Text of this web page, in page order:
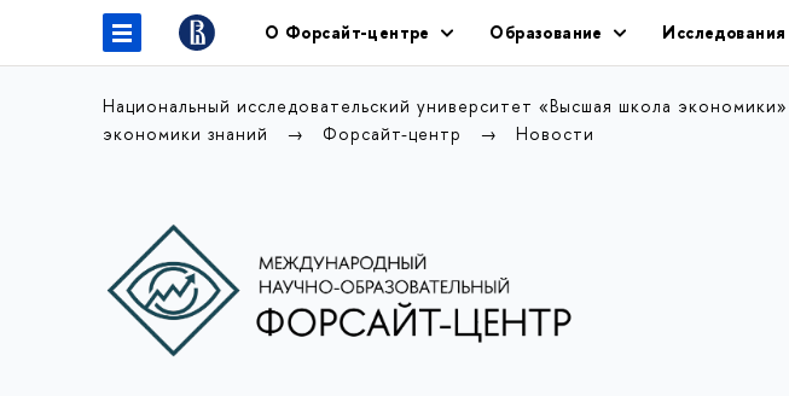
О Форсайт-центре Образование
Национальный исследовательский университет «Высшая школа экономики»
экономики знаний
Форсайт-центр Новости